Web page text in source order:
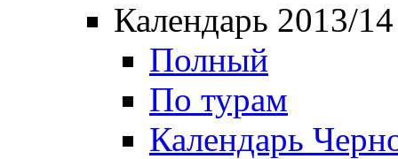
Календарь 2013/14
Полный
По турам
Календарь